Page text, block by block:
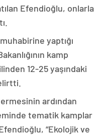
Efendioğlu, onlarla
yaptığı
kamp
12-25 yaşındaki
ardından
tematik kamplar
“Ekolojik ve